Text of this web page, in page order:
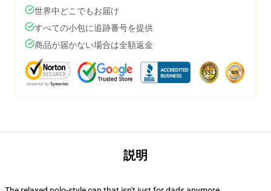
世界中どこでもお届け
すべての小包に追跡番号を提供
商品が届かない場合は全額返金
説明